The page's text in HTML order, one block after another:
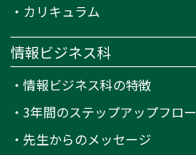
・ カリキュラム
情報ビジネス科
・情報ビジネス科の特徴
・3年間のステップアップフロー
・先生からのメッセージ